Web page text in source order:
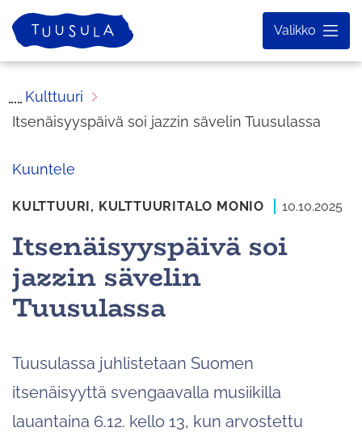
Siirry
sisältöön
Etusivu
Valikko
Kulttuuri
Itsenäisyyspäivä soi jazzin sävelin Tuusulassa
Kuuntele
KULTTUURI, KULTTUURITALO MONIO 10.10.2025
Itsenäisyyspäivä soi
jazzin sävelin
Tuusulassa
Tuusulassa juhlistetaan Suomen
itsenäisyyttä svengaavalla musiikilla
lauantaina 6.12. kello 13, kun arvostettu